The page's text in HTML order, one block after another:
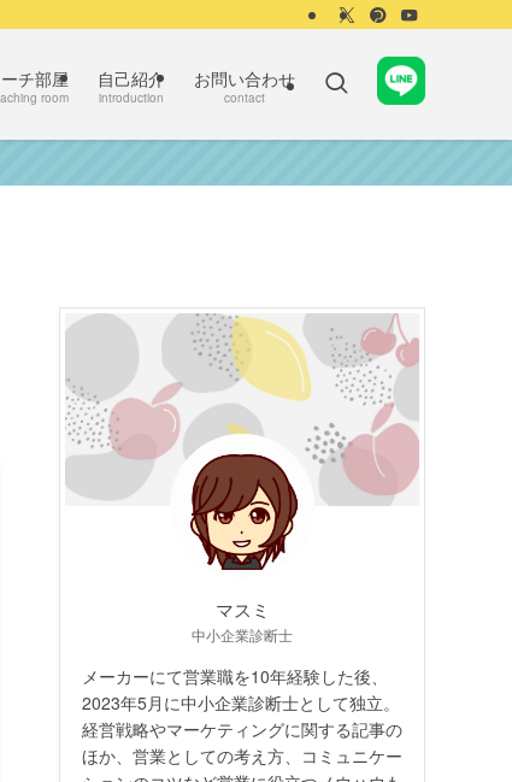
チ部屋
room
自己紹介
introduction
お問い合わせ
contact
マスミ
中小企業診断士
メーカーにて営業職を10年経験した後、
2023年5月に中小企業診断士として独立。
経営戦略やマーケティングに関する記事の
ほか、営業としての考え方、コミュニケー